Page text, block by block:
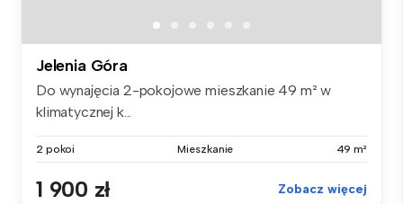
Jelenia Góra
Do wynajęcia 2-pokojowe mieszkanie 49 m² w
klimatycznej k...
2 pokoi Mieszkanie 49 m²
1 900 zł Zobacz więcej